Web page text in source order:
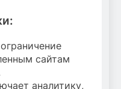
сайтам
аналитику,